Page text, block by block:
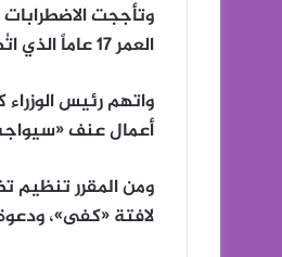
وتأججت
العمر 17 عاماً الذي اتُهم بالقتل، ومحاولة القتل بسبب حادث الطعن الذي أثار صدمة في بريطانيا.
واتهم رئيس
أعمال عنف
ومن المقرر تنظيم
لافتة «كفى»،